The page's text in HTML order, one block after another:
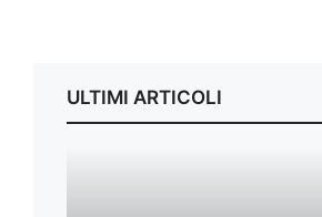
ULTIMI ARTICOLI